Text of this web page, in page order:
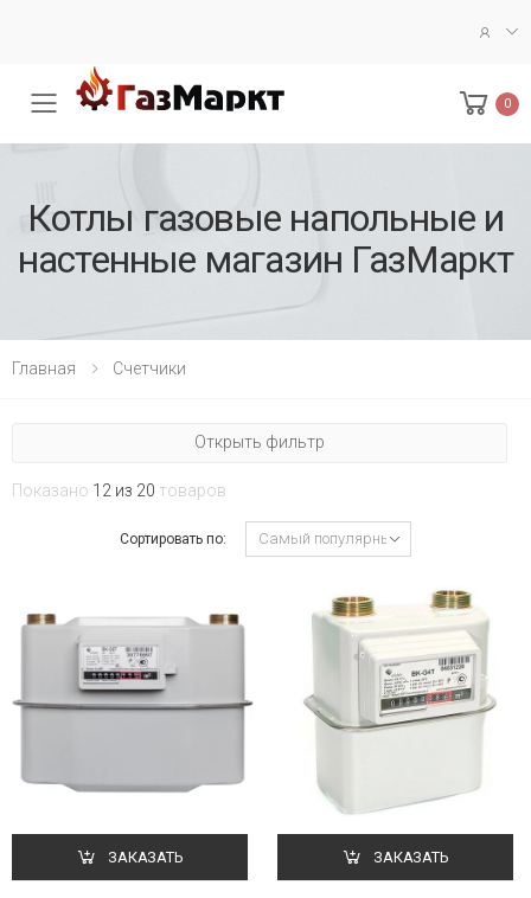
Меню 0
Кoтлы газoвые напoльные и
настенные магазин ГазМаркт
Главная Счетчики
Открыть фильтр
Показано 12 из 20 товаров
Сортировать по:
ЗАКАЗАТЬ ЗАКАЗАТЬ